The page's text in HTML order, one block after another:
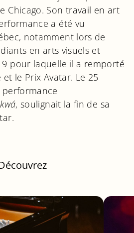
Chicago. Son travail en art
a été vu
notamment lors de
en arts visuels et
pour laquelle il a remporté
le Prix Avatar. Le 25
, soulignait la fin de sa